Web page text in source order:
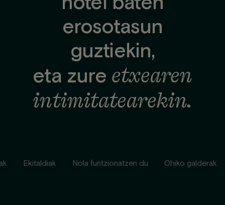
erosotasun
guztiekin,
eta zure etxearen
intimitatearekin.
Ekitaldiak Nola funtzionatzen du Ohiko galderak